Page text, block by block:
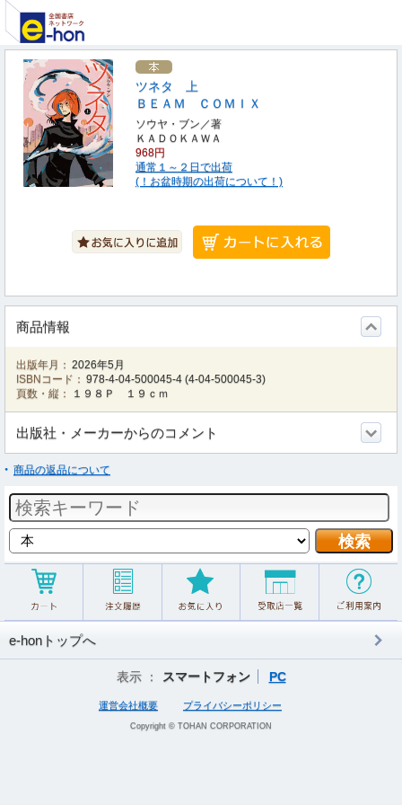
ツネタ 上
ＢＥＡＭ ＣＯＭＩＸ
ソウヤ・ブン／著
ＫＡＤＯＫＡＷＡ
968円
通常１～２日で出荷
(！お盆時期の出荷について！)
商品情報
出版年月： 2026年5月
ISBNコード： 978-4-04-500045-4 (4-04-500045-3)
頁数・縦：
１９８Ｐ １９ｃｍ
出版社・メーカーからのコメント
商品の返品について
e-honトップへ
表示 ： スマートフォン PC
運営会社概要 プライバシーポリシー
Copyright © TOHAN CORPORATION